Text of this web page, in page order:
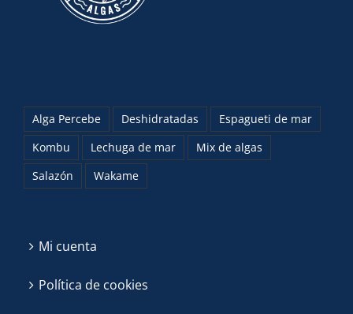
Alga Percebe Deshidratadas
Espagueti de mar
Kombu
Lechuga de mar
Mix de algas
Salazón
Wakame
Mi cuenta
Política de cookies